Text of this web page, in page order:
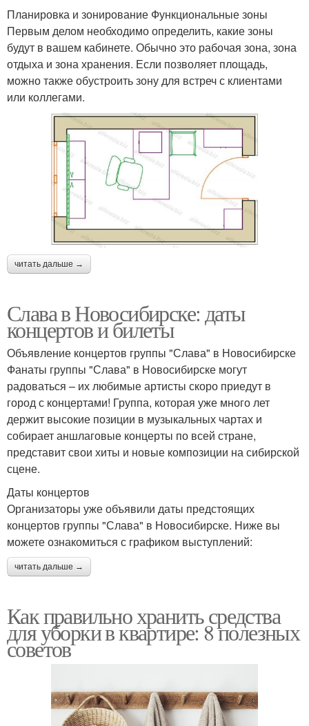
Планировка и зонирование Функциональные зоны
Первым делом необходимо определить, какие зоны
будут в вашем кабинете. Обычно это рабочая зона, зона
отдыха и зона хранения. Если позволяет площадь,
можно также обустроить зону для встреч с клиентами
или коллегами.
читать дальше →
Слава в Новосибирске: даты
концертов и билеты
Объявление концертов группы "Слава" в Новосибирске
Фанаты группы "Слава" в Новосибирске могут
радоваться – их любимые артисты скоро приедут в
город с концертами! Группа, которая уже много лет
держит высокие позиции в музыкальных чартах и
собирает аншлаговые концерты по всей стране,
представит свои хиты и новые композиции на сибирской
сцене.
Даты концертов
Организаторы уже объявили даты предстоящих
концертов группы "Слава" в Новосибирске. Ниже вы
можете ознакомиться с графиком выступлений:
читать дальше →
Как правильно хранить средства
для уборки в квартире: 8 полезных
советов